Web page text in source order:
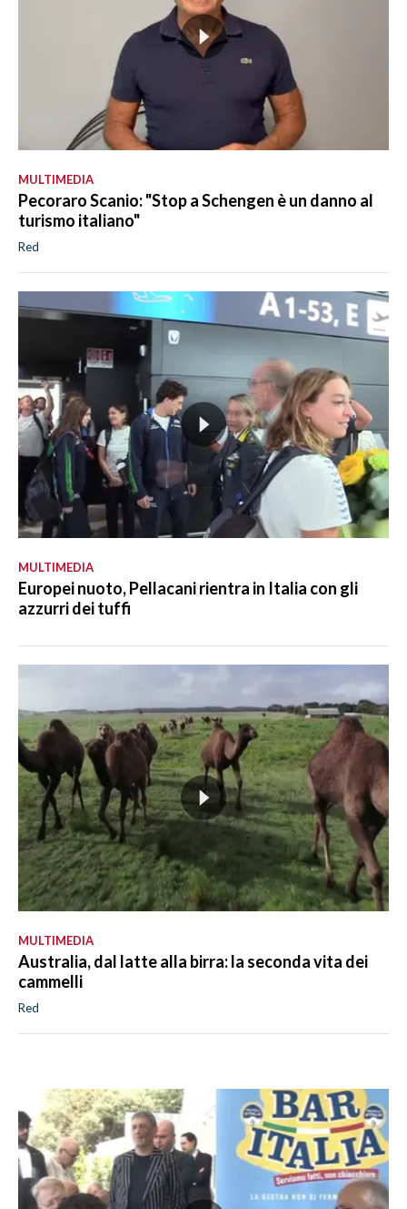
MULTIMEDIA
Pecoraro Scanio: "Stop a Schengen è un danno al
turismo italiano"
Red
MULTIMEDIA
Europei nuoto, Pellacani rientra in Italia con gli
azzurri dei tuffi
MULTIMEDIA
Australia, dal latte alla birra: la seconda vita dei
cammelli
Red